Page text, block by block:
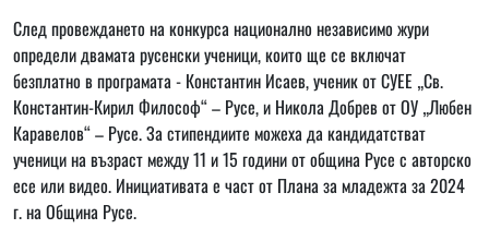
След провеждането на конкурса национално независимо жури
определи двамата русенски ученици, които ще се включат
безплатно в програмата - Константин Исаев, ученик от СУЕЕ „Св.
Константин-Кирил Философ“ – Русе, и Никола Добрев от ОУ „Любен
Каравелов“ – Русе. За стипендиите можеха да кандидатстват
ученици на възраст между 11 и 15 години от община Русе с авторско
есе или видео. Инициативата е част от Плана за младежта за 2024
г. на Община Русе.